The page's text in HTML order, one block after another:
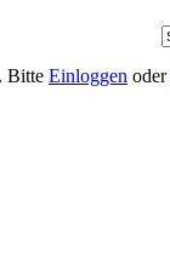
Bitte Einloggen oder